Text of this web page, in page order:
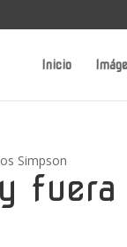
Inicio
Simpson
fuera